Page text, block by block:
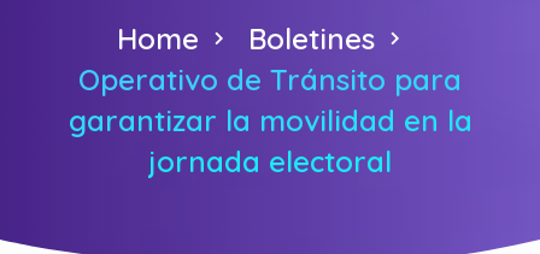
Home
Boletines
Operativo de Tránsito para
garantizar la movilidad en la
jornada electoral